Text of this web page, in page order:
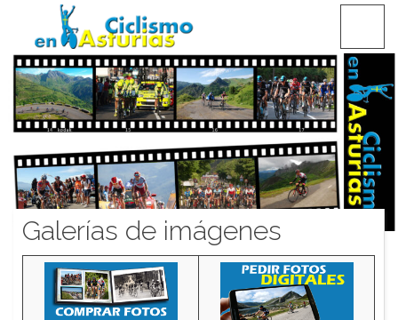
CICLISMO EN ASTURIAS
Galerías de imágenes